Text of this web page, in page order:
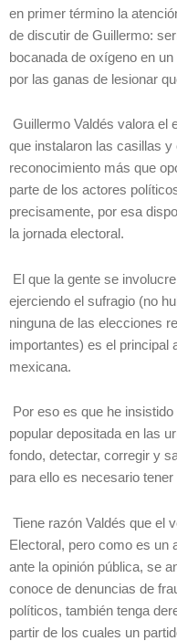
en primer término la
de discutir de Guillermo:
bocanada de oxígeno en
por las ganas de lesionar
Guillermo Valdés valora el
que instalaron las casillas
reconocimiento más que
parte de los actores
precisamente, por esa
la jornada electoral.
El que la gente se
ejerciendo el sufragio (no
ninguna de las elecciones
importantes) es el principal
mexicana.
Por eso es que he
popular depositada en las
fondo, detectar, corregir y
para ello es necesario
Tiene razón Valdés que el
Electoral, pero como es un
ante la opinión pública, se
conoce de denuncias de
políticos, también tenga
partir de los cuales un